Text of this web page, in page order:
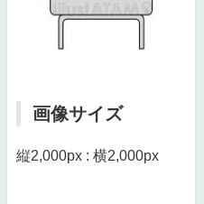
画像サイズ
縦2,000px : 横2,000px